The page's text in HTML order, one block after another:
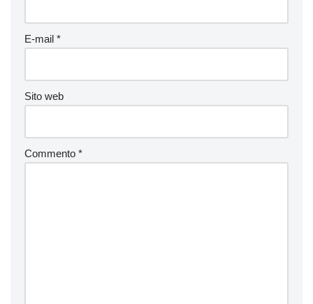
E-mail *
Sito web
Commento *